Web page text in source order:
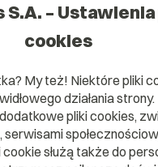
understand what exactly it
is the meaning to you in
S.A. –
cookies
My też! Niektóre pliki
działania strony.
pliki cookies,
serwisami
cookie służą także do